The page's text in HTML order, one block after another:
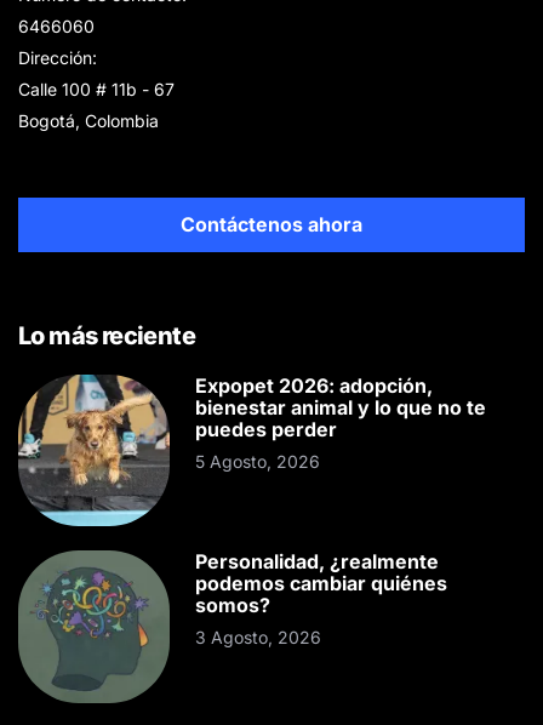
6466060
Dirección:
Calle 100 # 11b - 67
Bogotá, Colombia
Contáctenos ahora
Lo más reciente
Expopet 2026: adopción,
bienestar animal y lo que no te
puedes perder
5 Agosto, 2026
Personalidad, ¿realmente
podemos cambiar quiénes
somos?
3 Agosto, 2026